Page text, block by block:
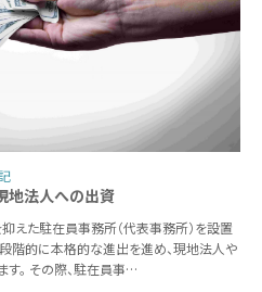
地法人への出資
えた駐在員事務所（代表事務所）を設置
階的に本格的な進出を進め、現地法人や
。 その際、駐在員事…